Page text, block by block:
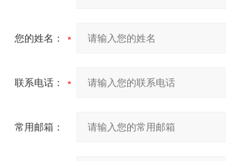
您的姓名：
联系电话：
常用邮箱：